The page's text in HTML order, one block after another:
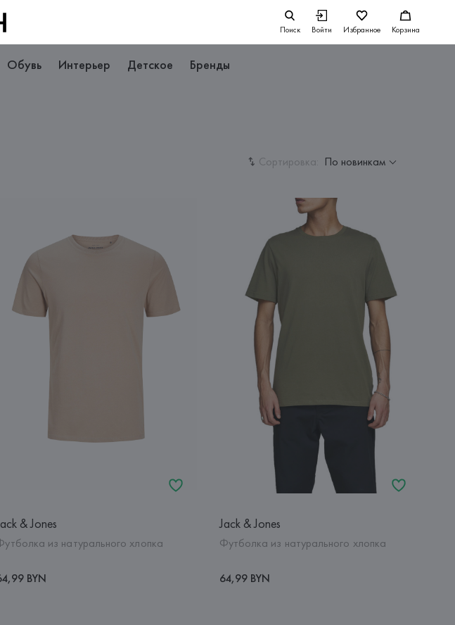
Поиск Войти Избранное Корзина
Обувь Интерьер Детское Бренды
Сортировка: По новинкам
& Jones
из натурального хлопка
BYN
Jack & Jones
Футболка из натурального хлопка
64,99 BYN